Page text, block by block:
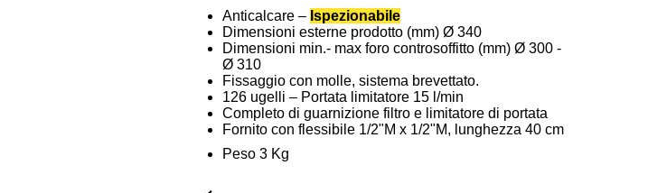
Anticalcare – Ispezionabile
Dimensioni esterne prodotto (mm) Ø 340
Dimensioni min.- max foro controsoffitto (mm) Ø 300 -
Ø 310
Fissaggio con molle, sistema brevettato.
126 ugelli – Portata limitatore 15 l/min
Completo di guarnizione filtro e limitatore di portata
Fornito con flessibile 1/2"M x 1/2"M, lunghezza 40 cm
Peso 3 Kg